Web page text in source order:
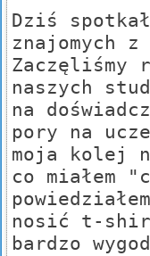
Dziś
znajomych
Zaczęliśmy
naszych
na
pory na
moja kolej
co miałem
nosić t-
bardzo